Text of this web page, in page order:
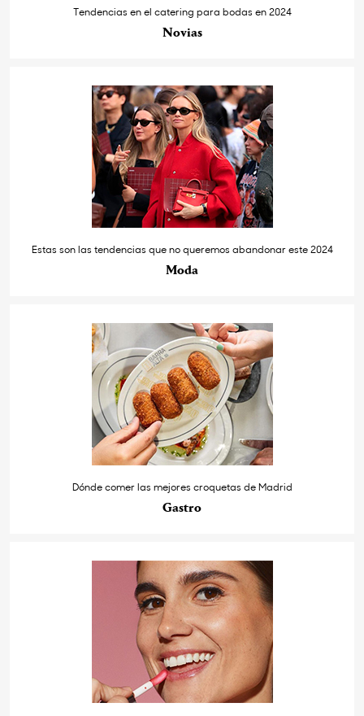
Tendencias en el catering para bodas en 2024
Novias
Estas son las tendencias que no queremos abandonar este 2024
Moda
Dónde comer las mejores croquetas de Madrid
Gastro